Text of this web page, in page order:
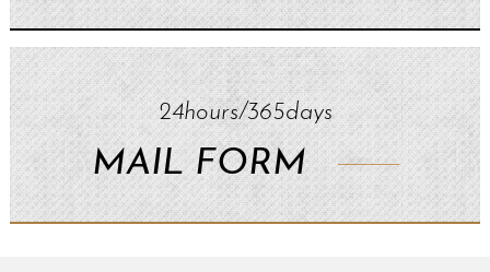
24hours/365days
MAIL FORM